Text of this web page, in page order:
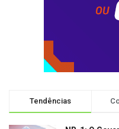
Tendências